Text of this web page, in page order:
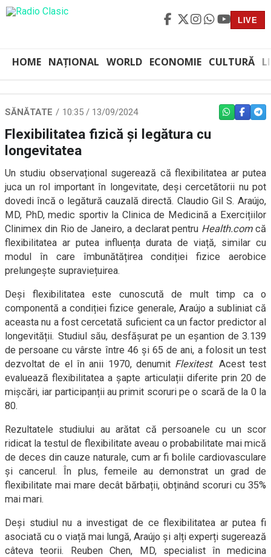
LIVE
HOME NAȚIONAL WORLD ECONOMIE CULTURĂ
SĂNĂTATE 10:35 / 13/09/2024 WHATSAPP
Flexibilitatea fizică și legătura cu
longevitatea
Un studiu observațional sugerează că flexibilitatea ar putea
juca un rol important în longevitate, deși cercetătorii nu pot
dovedi încă o legătură cauzală directă. Claudio Gil S. Araújo,
MD, PhD, medic sportiv la Clinica de Medicină a Exercițiilor
Clinimex din Rio de Janeiro, a declarat pentru Health.comcă
flexibilitatea ar putea influența durata de viață, similar cu
modul în care îmbunătățirea condiției fizice aerobice
prelungește supraviețuirea.
Deși flexibilitatea este cunoscută de mult timp ca o
componentă a condiției fizice generale, Araújo a subliniat că
aceasta nu a fost cercetată suficient ca un factor predictor al
longevității. Studiul său, desfășurat pe un eșantion de 3.139
de persoane cu vârste între 46 și 65 de ani, a folosit un test
dezvoltat de el în anii 1970, denumit Flexitest. Acest test
evaluează flexibilitatea a șapte articulații diferite prin 20 de
mișcări, iar participanții au primit scoruri pe o scară de la 0 la
80.
Rezultatele studiului au arătat că persoanele cu un scor
ridicat la testul de flexibilitate aveau o probabilitate mai mică
de deces din cauze naturale, cum ar fi bolile cardiovasculare
și cancerul. În plus, femeile au demonstrat un grad de
flexibilitate mai mare decât bărbații, obținând scoruri cu 35%
mai mari.
Deși studiul nu a investigat de ce flexibilitatea ar putea fi
asociată cu o viață mai lungă, Araújo și alți experți sugerează
câteva teorii. Reuben Chen, MD, specialist în medicina